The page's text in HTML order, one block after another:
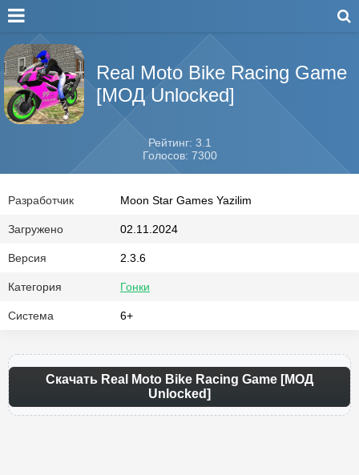
Real Moto Bike Racing Game
[МОД Unlocked]
Рейтинг: 3.1
Голосов: 7300
Разработчик Moon Star Games Yazilim
Загружено 02.11.2024
Версия 2.3.6
Категория Гонки
Система 6+
Скачать Real Moto Bike Racing Game [МОД
Unlocked]